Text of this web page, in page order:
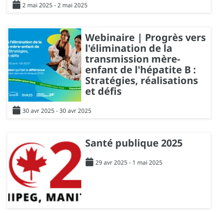
2 mai 2025 - 2 mai 2025
Webinaire | Progrès vers
l'élimination de la
transmission mère-
enfant de l'hépatite B :
Stratégies, réalisations
et défis
30 avr 2025 - 30 avr 2025
Santé publique 2025
29 avr 2025 - 1 mai 2025